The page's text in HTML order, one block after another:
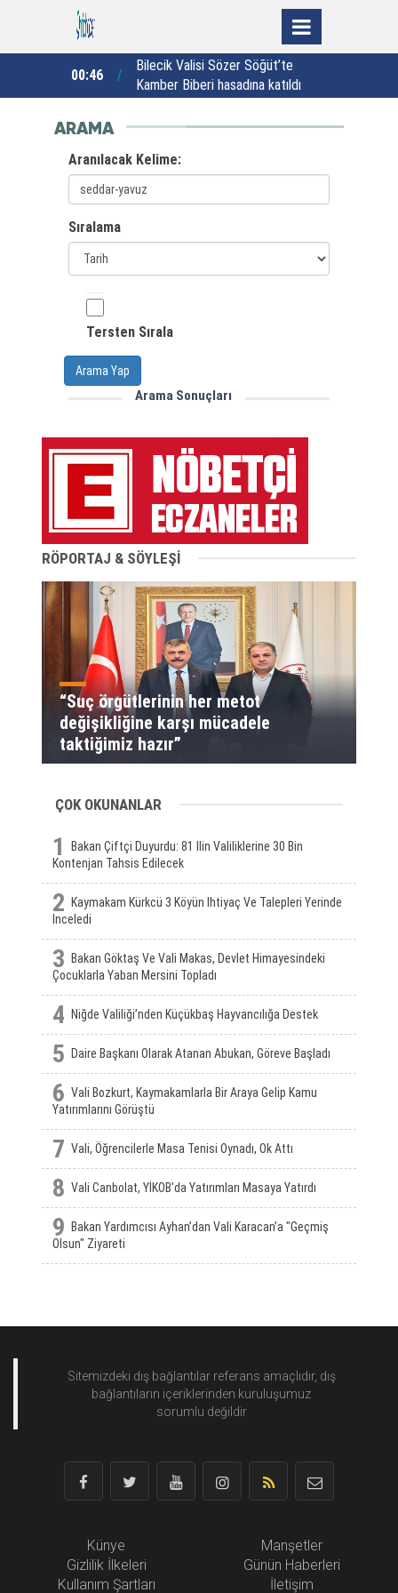
00:46
Bilecik Valisi Sözer Söğüt’te
Kamber Biberi hasadına katıldı
ARAMA
Aranılacak Kelime:
Sıralama
Tersten Sırala
Arama Yap
Arama Sonuçları
RÖPORTAJ & SÖYLEŞİ
“Suç örgütlerinin her metot
değişikliğine karşı mücadele
taktiğimiz hazır”
ÇOK OKUNANLAR
1
Bakan Çiftçi Duyurdu: 81 Ilin Valiliklerine 30 Bin
Kontenjan Tahsis Edilecek
2
Kaymakam Kürkcü 3 Köyün Ihtiyaç Ve Talepleri Yerinde
Inceledi
3
Bakan Göktaş Ve Vali Makas, Devlet Himayesindeki
Çocuklarla Yaban Mersini Topladı
4 Niğde Valiliği’nden Küçükbaş Hayvancılığa Destek
5 Daire Başkanı Olarak Atanan Abukan, Göreve Başladı
6 Vali Bozkurt, Kaymakamlarla Bir Araya Gelip Kamu
Yatırımlarını Görüştü
7 Vali, Öğrencilerle Masa Tenisi Oynadı, Ok Attı
8 Vali Canbolat, YİKOB'da Yatırımları Masaya Yatırdı
9
Bakan Yardımcısı Ayhan’dan Vali Karacan’a "Geçmiş
Olsun" Ziyareti
Sitemizdeki dış bağlantılar referans amaçlıdır, dış
bağlantıların içeriklerinden kuruluşumuz
sorumlu değildir
Künye
Gizlilik İlkeleri
Kullanım Şartları
Manşetler
Günün Haberleri
İletişim